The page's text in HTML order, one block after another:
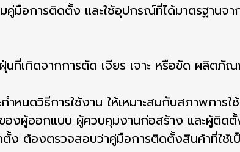
มือการติดตั้ง และใช้อุปกรณ์ที่ได้มาตรฐานจา
นที่เกิดจากการตัด เจียร เจาะ หรือขัด ผลิตภั
ดวิธีการใช้งาน ให้เหมาะสมกับสภาพการใช้
องผู้ออกแบบ ผู้ควบคุมงานก่อสร้าง และผู้ติ
ง ต้องตรวจสอบว่าคู่มือการติดตั้งสินค้าที่ใช้เ